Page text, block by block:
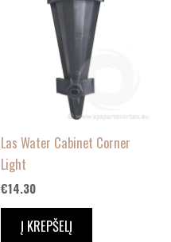
Las Water Cabinet Corner
Light
€14.30
Į KREPŠELĮ